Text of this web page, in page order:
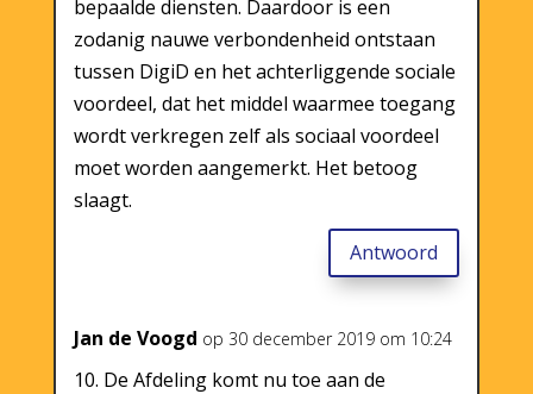
bepaalde diensten. Daardoor is een
zodanig nauwe verbondenheid ontstaan
tussen DigiD en het achterliggende sociale
voordeel, dat het middel waarmee toegang
wordt verkregen zelf als sociaal voordeel
moet worden aangemerkt. Het betoog
slaagt.
Antwoord
Jan de Voogd op 30 december 2019 om 10:24
10. De Afdeling komt nu toe aan de